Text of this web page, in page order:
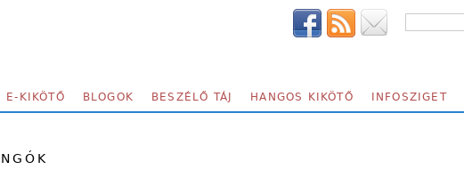
E-KIKÖTŐ BLOGOK BESZÉLŐ TÁJ HANGOS KIKÖTŐ INFOSZIGET